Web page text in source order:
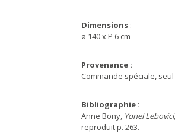
Dimensions :
ø 140 x P 6 cm
Provenance :
Commande spéciale,
Bibliographie :
Anne Bony, Yonel Lebovici
reproduit p. 263.